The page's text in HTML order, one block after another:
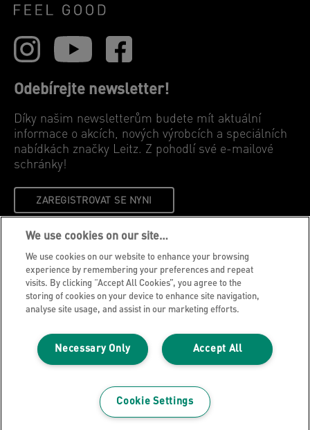
Odebírejte newsletter!
Díky našim newsletterům budete mít aktuální
informace o akcích, nových výrobcích a speciálních
nabídkách značky Leitz. Z pohodlí své e-mailové
schránky!
ZAREGISTROVAT SE NYNI
Soubory cookie
Právní upozornění
Otisk
Správa mých dat
Blog společnosti Leitz
Zákaznická podpora
We use cookies on our site…
We use cookies on our website to enhance your browsing
experience by remembering your preferences and repeat
visits. By clicking “Accept All Cookies”, you agree to the
storing of cookies on your device to enhance site navigation,
analyse site usage, and assist in our marketing efforts.
Accept All
Necessary Only
Cookie Settings